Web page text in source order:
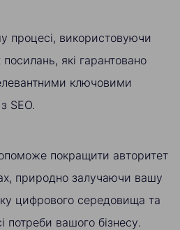
процесі, використовуючи
які гарантовано
ключовими
SEO.
покращити авторитет
природно залучаючи вашу
цифрового середовища та
потреби вашого бізнесу.